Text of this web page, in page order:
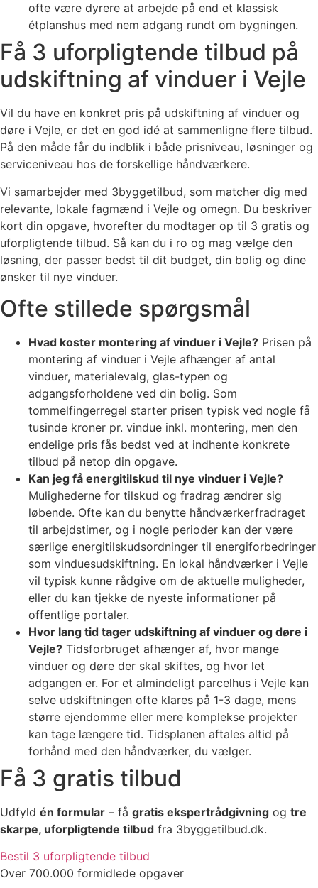
ofte være dyrere at arbejde på end et klassisk
étplanshus med nem adgang rundt om bygningen.
Få 3 uforpligtende tilbud på
udskiftning af vinduer i Vejle
Vil du have en konkret pris på udskiftning af vinduer og
døre i Vejle, er det en god idé at sammenligne flere tilbud.
På den måde får du indblik i både prisniveau, løsninger og
serviceniveau hos de forskellige håndværkere.
Vi samarbejder med 3byggetilbud, som matcher dig med
relevante, lokale fagmænd i Vejle og omegn. Du beskriver
kort din opgave, hvorefter du modtager op til 3 gratis og
uforpligtende tilbud. Så kan du i ro og mag vælge den
løsning, der passer bedst til dit budget, din bolig og dine
ønsker til nye vinduer.
Ofte stillede spørgsmål
Hvad koster montering af vinduer i Vejle? Prisen på
montering af vinduer i Vejle afhænger af antal
vinduer, materialevalg, glas-typen og
adgangsforholdene ved din bolig. Som
tommelfingerregel starter prisen typisk ved nogle få
tusinde kroner pr. vindue inkl. montering, men den
endelige pris fås bedst ved at indhente konkrete
tilbud på netop din opgave.
Kan jeg få energitilskud til nye vinduer i Vejle?
Mulighederne for tilskud og fradrag ændrer sig
løbende. Ofte kan du benytte håndværkerfradraget
til arbejdstimer, og i nogle perioder kan der være
særlige energitilskudsordninger til energiforbedringer
som vinduesudskiftning. En lokal håndværker i Vejle
vil typisk kunne rådgive om de aktuelle muligheder,
eller du kan tjekke de nyeste informationer på
offentlige portaler.
Hvor lang tid tager udskiftning af vinduer og døre i
Vejle? Tidsforbruget afhænger af, hvor mange
vinduer og døre der skal skiftes, og hvor let
adgangen er. For et almindeligt parcelhus i Vejle kan
selve udskiftningen ofte klares på 1-3 dage, mens
større ejendomme eller mere komplekse projekter
kan tage længere tid. Tidsplanen aftales altid på
forhånd med den håndværker, du vælger.
Få 3 gratis tilbud
Udfyld én formular – få gratis ekspertrådgivning og tre
skarpe, uforpligtende tilbud fra 3byggetilbud.dk.
Bestil 3 uforpligtende tilbud
Over 700.000 formidlede opgaver